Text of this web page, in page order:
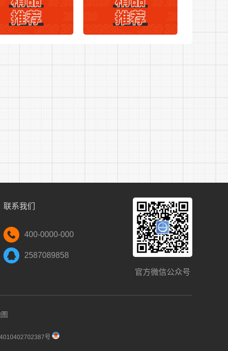
资源开发有限公司公众号(智诚HR)进行发
下载打印)原件及复印件1份;
联系我们
400-0000-000
2587089858
官方微信公众号
号